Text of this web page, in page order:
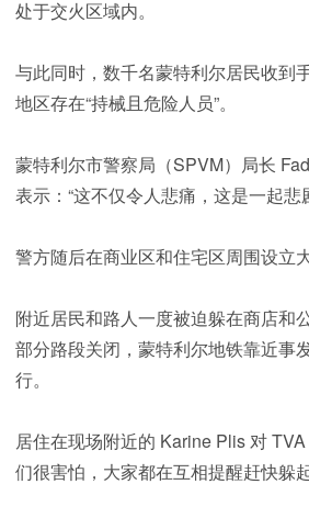
处于交火区域内。
与此同时，数千名蒙特利尔居民收到
地区存在“持械且危险人员”。
蒙特利尔市警察局（SPVM）局长
表示：“这不仅令人悲痛，这是一起悲
警方随后在商业区和住宅区周围设立
附近居民和路人一度被迫躲在商店和
部分路段关闭，蒙特利尔地铁靠近事
行。
居住在现场附近的 Karine Plis 对
们很害怕，大家都在互相提醒赶快躲